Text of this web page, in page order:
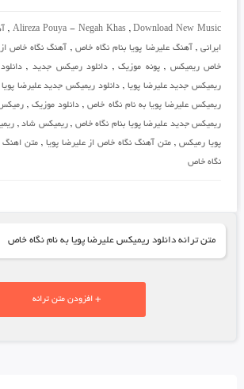
Alireza Pouya - Negah Khas,Download New Music
,
ایرانی, آهنگ علیرضا پویا بنام نگاه خاص , آهنگ نگاه خاص از
خاص ریمیکس ,پونه موزیک, دانلود رمیکس جدید,
ریمیکس جدید علیرضا پویا , دانلود ریمیکس جدید علیرضا
ریمیکس علیرضا پویا به نام نگاه خاص, دانلود موزیک ,
ریمیکس جدید علیرضا پویا بنام نگاه خاص ,ریمیکس شاد,
پویا رمیکس, متن آهنگ نگاه خاص از علیرضا پویا ,متن اهنگ
نگاه خاص
متن ترانه دانلود ریمیکس علیرضا پویا به نام نگاه خاص
+ افزودن متن ترانه